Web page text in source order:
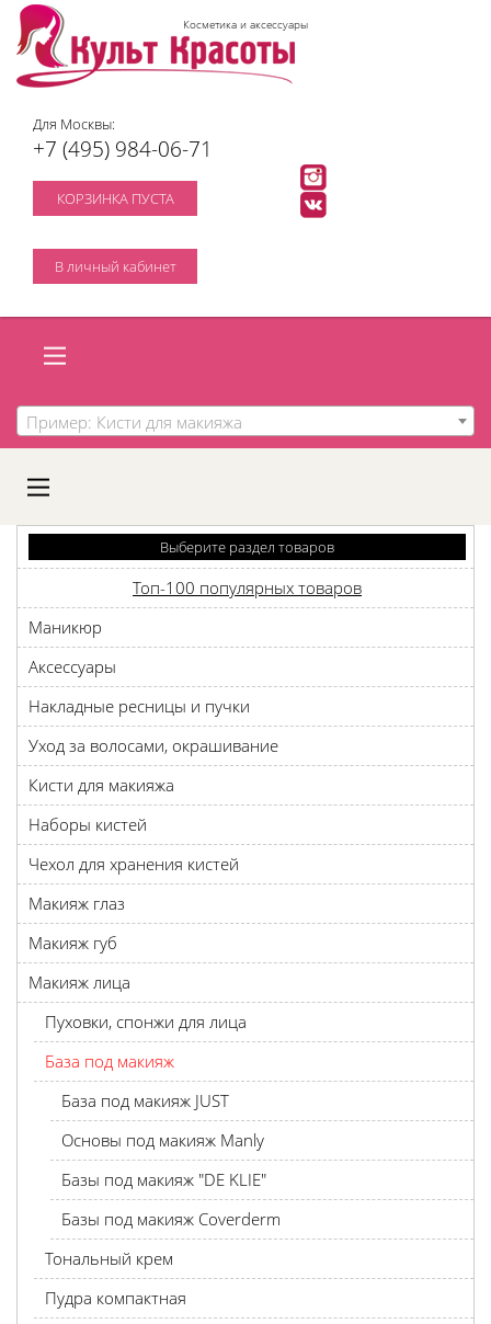
Косметика и аксессуары
Для Москвы:
+7 (495) 984-06-71
КОРЗИНКА ПУСТА
В личный кабинет
Пример: Кисти для макияжа
A
C
D
Выберите раздел товаров
Топ-100 популярных товаров
Маникюр
Аксессуары
Накладные ресницы и пучки
Уход за волосами, окрашивание
Кисти для макияжа
Наборы кистей
Чехол для хранения кистей
Макияж глаз
Макияж губ
Макияж лица
Пуховки, спонжи для лица
База под макияж
База под макияж JUST
Основы под макияж Manly
Базы под макияж "DE KLIE"
Базы под макияж Coverderm
Тональный крем
Пудра компактная